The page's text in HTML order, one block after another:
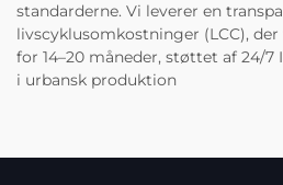
standarderne. Vi leverer en
livscyklusomkostninger (LCC),
for 14–20 måneder, støttet af 24/7
i urbansk produktion